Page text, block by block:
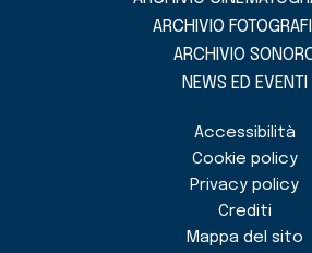
ARCHIVIO
ARCHIVIO
NEWS ED EVENTI
Accessibilità
Cookie policy
Privacy policy
Crediti
Mappa del sito